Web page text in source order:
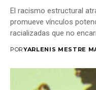
El racismo estructural
promueve vínculos
racializadas que no
PORYARLENIS MESTRE